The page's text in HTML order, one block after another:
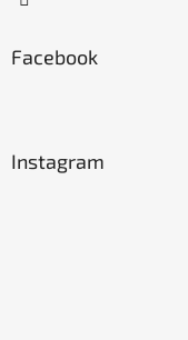
Facebook
Instagram